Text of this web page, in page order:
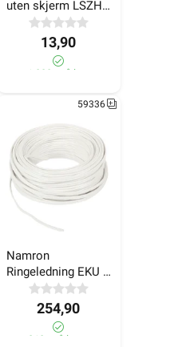
uten skjerm LSZH
Eske 305m LinkIT
13,90
>1 000+ på lager
Namron
Ringeledning EKU
2x0,7 Bunt 25 m
59336
254,90
210+ på lager